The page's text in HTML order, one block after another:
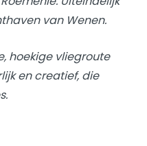
van Wenen.
hoekige vliegroute
en creatief, die